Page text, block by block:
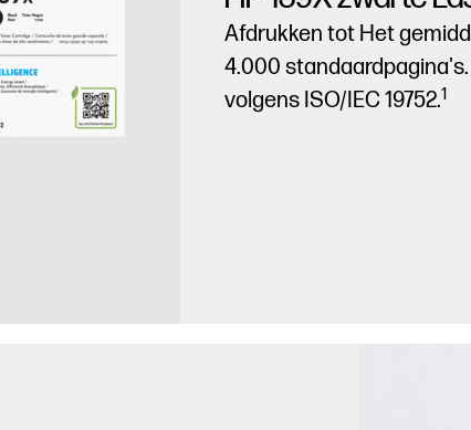
Afdrukken tot Het
4.000
volgens ISO/IEC 19752.1